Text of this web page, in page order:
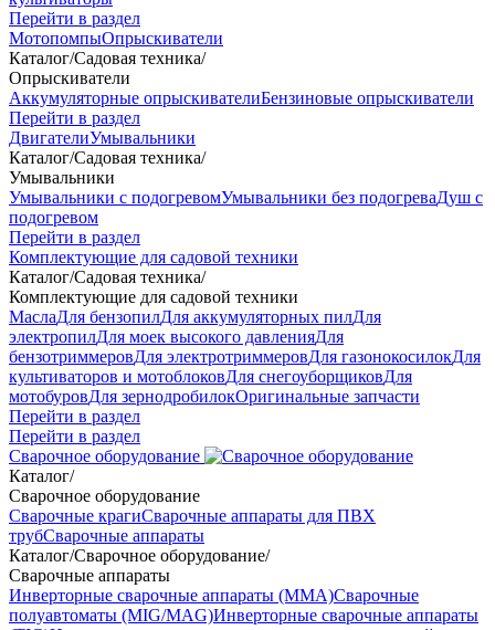
Перейти в раздел
МотопомпыОпрыскиватели
Каталог/Садовая техника/
Опрыскиватели
Аккумуляторные опрыскивателиБензиновые опрыскиватели
Перейти в раздел
ДвигателиУмывальники
Каталог/Садовая техника/
Умывальники
Умывальники с подогревомУмывальники без подогреваДуш с
подогревом
Перейти в раздел
Комплектующие для садовой техники
Каталог/Садовая техника/
Комплектующие для садовой техники
МаслаДля бензопилДля аккумуляторных пилДля
электропилДля моек высокого давленияДля
бензотриммеровДля электротриммеровДля газонокосилокДля
культиваторов и мотоблоковДля снегоуборщиковДля
мотобуровДля зернодробилокОригинальные запчасти
Перейти в раздел
Перейти в раздел
Сварочное оборудование
Каталог/
Сварочное оборудование
Сварочные крагиСварочные аппараты для ПВХ
трубСварочные аппараты
Каталог/Сварочное оборудование/
Сварочные аппараты
Инверторные сварочные аппараты (ММА)Сварочные
полуавтоматы (MIG/MAG)Инверторные сварочные аппараты